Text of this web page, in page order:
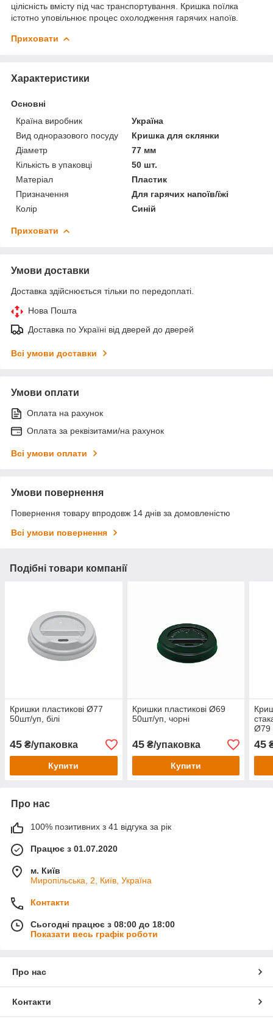
цілісність вмісту під час транспортування. Кришка поїлка
істотно уповільнює процес охолодження гарячих напоїв.
Приховати
Характеристики
Основні
Країна виробник
Україна
Вид одноразового посуду
Кришка для склянки
Діаметр
77 мм
Кількість в упаковці
50 шт.
Матеріал
Пластик
Призначення
Для гарячих напоїв/їжі
Колір
Синій
Приховати
Умови доставки
Доставка здійснюється тільки по передоплаті.
Нова Пошта
Доставка по Україні від дверей до дверей
Всі умови доставки
Умови оплати
Оплата на рахунок
Оплата за реквізитами/на рахунок
Всі умови оплати
Умови повернення
Повернення товару впродовж 14 днів за домовленістю
Всі умови повернення
Подібні товари компанії
Кришки пластикові Ø77
50шт/уп, білі
45 ₴/упаковка
Купити
Кришки пластикові Ø69
50шт/уп, чорні
45₴/упаковка
Купити
Ø79
45
Про нас
100% позитивних з 41 відгука за рік
Працює з 01.07.2020
м. Київ
Миропільська, 2, Київ, Україна
Контакти
Сьогодні працює з 08:00 до 18:00
Показати весь графік роботи
Про нас
Контакти